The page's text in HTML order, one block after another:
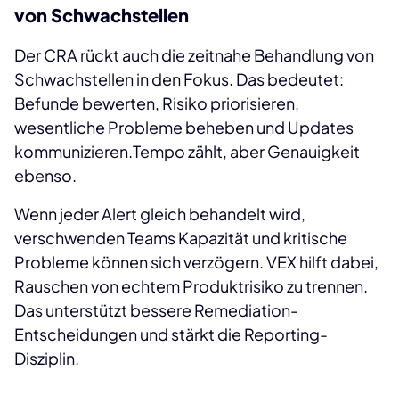
von Schwachstellen
Der CRA rückt auch die zeitnahe Behandlung von
Schwachstellen in den Fokus. Das bedeutet:
Befunde bewerten, Risiko priorisieren,
wesentliche Probleme beheben und Updates
kommunizieren.Tempo zählt, aber Genauigkeit
ebenso.
Wenn jeder Alert gleich behandelt wird,
verschwenden Teams Kapazität und kritische
Probleme können sich verzögern. VEX hilft dabei,
Rauschen von echtem Produktrisiko zu trennen.
Das unterstützt bessere Remediation-
Entscheidungen und stärkt die Reporting-
Disziplin.